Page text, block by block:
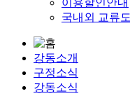
국내외 교류
강동소개
구정소식
강동소식